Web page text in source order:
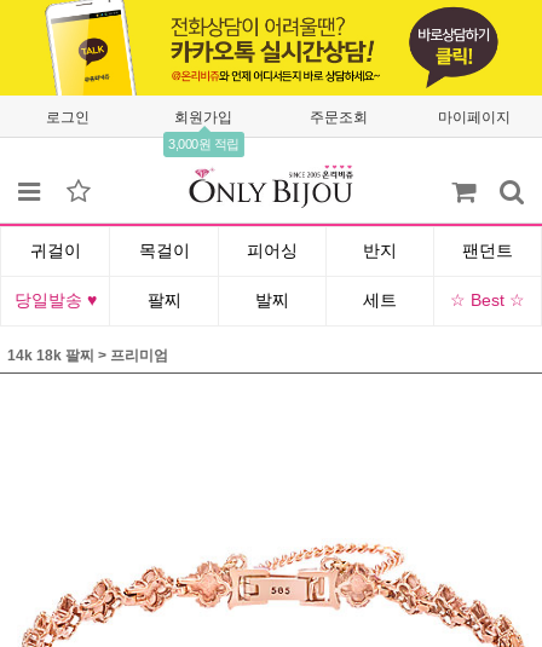
로그인 회원가입
3,000원 적립
주문조회 마이페이지
귀걸이 목걸이 피어싱 반지 팬던트
당일발송 ♥ 팔찌 발찌 세트 ☆ Best ☆
14k 18k 팔찌 > 프리미엄